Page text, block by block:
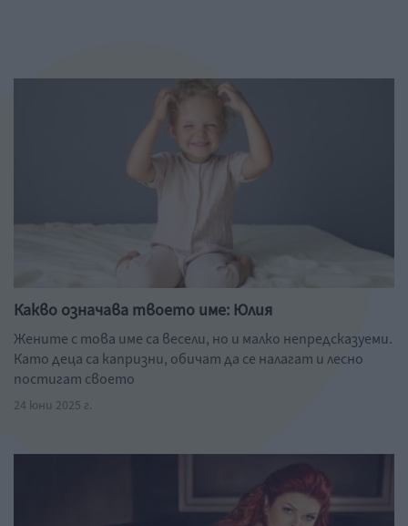
Какво означава твоето име: Юлия
Жените с това име са весели, но и малко непредсказуеми.
Като деца са капризни, обичат да се налагат и лесно
постигат своето
24 юни 2025 г.